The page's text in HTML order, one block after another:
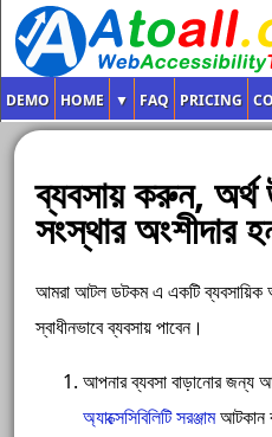
DEMO HOME ▼ FAQ PRICING
ব্যবসায় করুন, অর্থ
সংস্থার অংশীদার
আমরা আটল ডটকম এ একটি ব্যবসায়িক
স্বাধীনভাবে ব্যবসায় পাবেন।
আপনার ব্যবসা বাড়ানোর জন্য
অ্যাক্সেসিবিলিটি সরঞ্জামআটকান